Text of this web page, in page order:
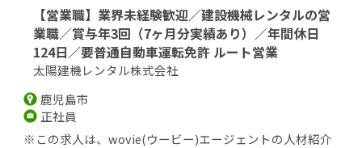
【営業職】業界未経験歓迎／建設機械レンタルの営
業職／賞与年3回（7ヶ月分実績あり）／年間休日
124日／要普通自動車運転免許 ルート営業
太陽建機レンタル株式会社
鹿児島市
正社員
※この求人は、wovie(ウービー)エージェントの人材紹介